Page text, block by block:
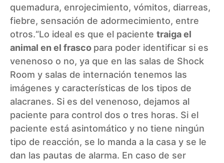
quemadura, enrojecimiento, vómitos, diarreas,
fiebre, sensación de adormecimiento, entre
otros.“Lo ideal es que el paciente traiga el
animal en el frasco para poder identificar si es
venenoso o no, ya que en las salas de Shock
Room y salas de internación tenemos las
imágenes y características de los tipos de
alacranes. Si es del venenoso, dejamos al
paciente para control dos o tres horas. Si el
paciente está asintomático y no tiene ningún
tipo de reacción, se lo manda a la casa y se le
dan las pautas de alarma. En caso de ser